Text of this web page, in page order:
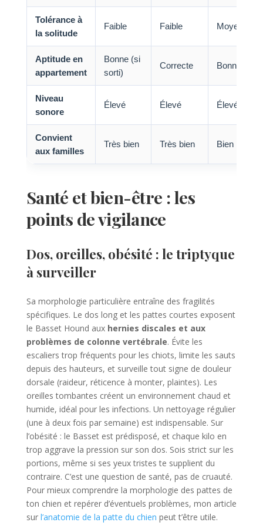
Tolérance à
la solitude
Faible Faible Moyenne
Aptitude en
appartement
Bonne (si
sorti)
Correcte Bonne
Niveau
sonore
Élevé Élevé Élevé
Convient
aux familles
Très bien Très bien Bien
Santé et bien-être : les
points de vigilance
Dos, oreilles, obésité : le triptyque
à surveiller
Sa morphologie particulière entraîne des fragilités
spécifiques. Le dos long et les pattes courtes exposent
le Basset Hound aux hernies discales et aux
problèmes de colonne vertébrale. Évite les
escaliers trop fréquents pour les chiots, limite les sauts
depuis des hauteurs, et surveille tout signe de douleur
dorsale (raideur, réticence à monter, plaintes). Les
oreilles tombantes créent un environnement chaud et
humide, idéal pour les infections. Un nettoyage régulier
(une à deux fois par semaine) est indispensable. Sur
l’obésité : le Basset est prédisposé, et chaque kilo en
trop aggrave la pression sur son dos. Sois strict sur les
portions, même si ses yeux tristes te supplient du
contraire. C’est une question de santé, pas de cruauté.
Pour mieux comprendre la morphologie des pattes de
ton chien et repérer d’éventuels problèmes, mon article
sur l’anatomie de la patte du chien peut t’être utile.